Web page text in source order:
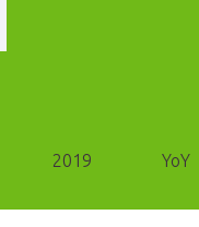
2019 YoY